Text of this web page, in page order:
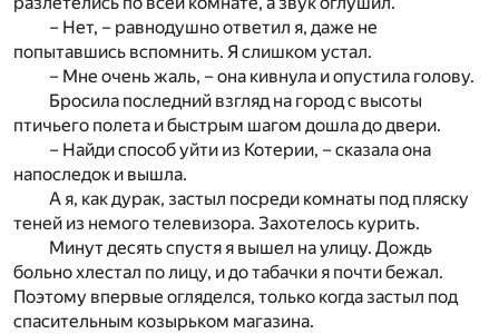
– Нет, – равнодушно ответил я, даже не
попытавшись вспомнить. Я слишком устал.
– Мне очень жаль, – она кивнула и опустила голову.
Бросила последний взгляд на город с высоты
птичьего полета и быстрым шагом дошла до двери.
– Найди способ уйти из Котерии, – сказала она
напоследок и вышла.
А я, как дурак, застыл посреди комнаты под пляску
теней из немого телевизора. Захотелось курить.
Минут десять спустя я вышел на улицу. Дождь
больно хлестал по лицу, и до табачки я почти бежал.
Поэтому впервые огляделся, только когда застыл под
спасительным козырьком магазина.